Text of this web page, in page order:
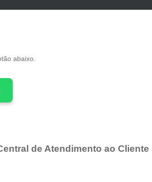
abaixo.
de Atendimento ao Cliente